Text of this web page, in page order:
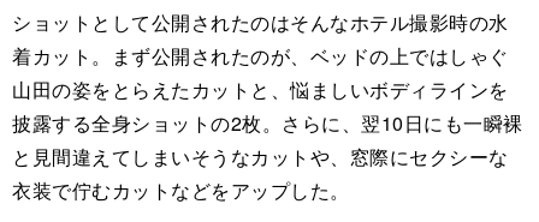
ショットとして公開されたのはそんなホテル撮影時の水
着カット。まず公開されたのが、ベッドの上ではしゃぐ
山田の姿をとらえたカットと、悩ましいボディラインを
披露する全身ショットの2枚。さらに、翌10日にも一瞬裸
と見間違えてしまいそうなカットや、窓際にセクシーな
衣装で佇むカットなどをアップした。